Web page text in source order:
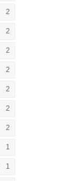
2
2
2
2
2
2
2
1
1